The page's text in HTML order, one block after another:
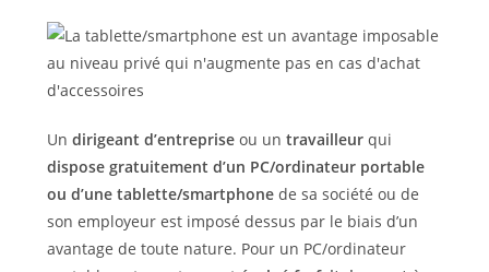
Un dirigeant d’entrepriseou un travailleurqui
dispose gratuitement d’un PC/ordinateur portable
ou d’une tablette/smartphonede sa société ou de
son employeur est imposé dessus par le biais d’un
avantage de toute nature. Pour un PC/ordinateur